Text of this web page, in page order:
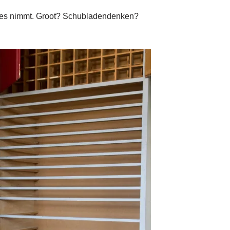
nimmt. Groot? Schubladendenken?